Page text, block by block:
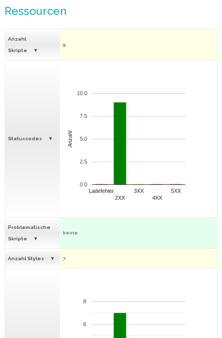
Ressourcen
Anzahl
Skripte
9
Statuscodes
Ladefehler
2XX
3XX
4XX
5XX
0.0
2.5
5.0
7.5
10.0
Anzahl
Problematische
Skripte
keine
Anzahl Styles 7
6
8